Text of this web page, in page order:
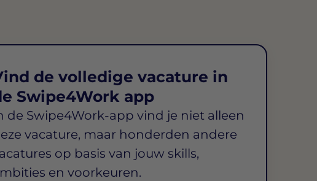
de volledige vacature in
Swipe4Work app
de Swipe4Work-app vind je niet alleen
vacature, maar honderden andere
op basis van jouw skills,
en voorkeuren.